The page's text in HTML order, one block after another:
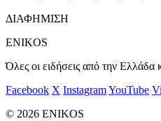
ΔΙΑΦΗΜΙΣΗ
ENIKOS
Όλες οι ειδήσεις από την
Facebook X InstagramYouTube
© 2026 ENIKOS